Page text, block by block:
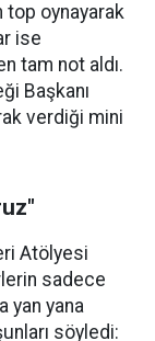
top oynayarak
ise
tam not aldı.
Başkanı
verdiği mini
Atölyesi
sadece
yan yana
söyledi: